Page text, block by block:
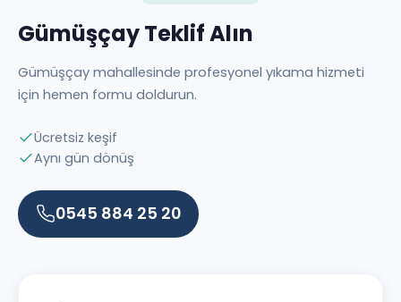
Gümüşçay Teklif Alın
Gümüşçay mahallesinde profesyonel yıkama hizmeti
için hemen formu doldurun.
Ücretsiz keşif
Aynı gün dönüş
0545 884 25 20